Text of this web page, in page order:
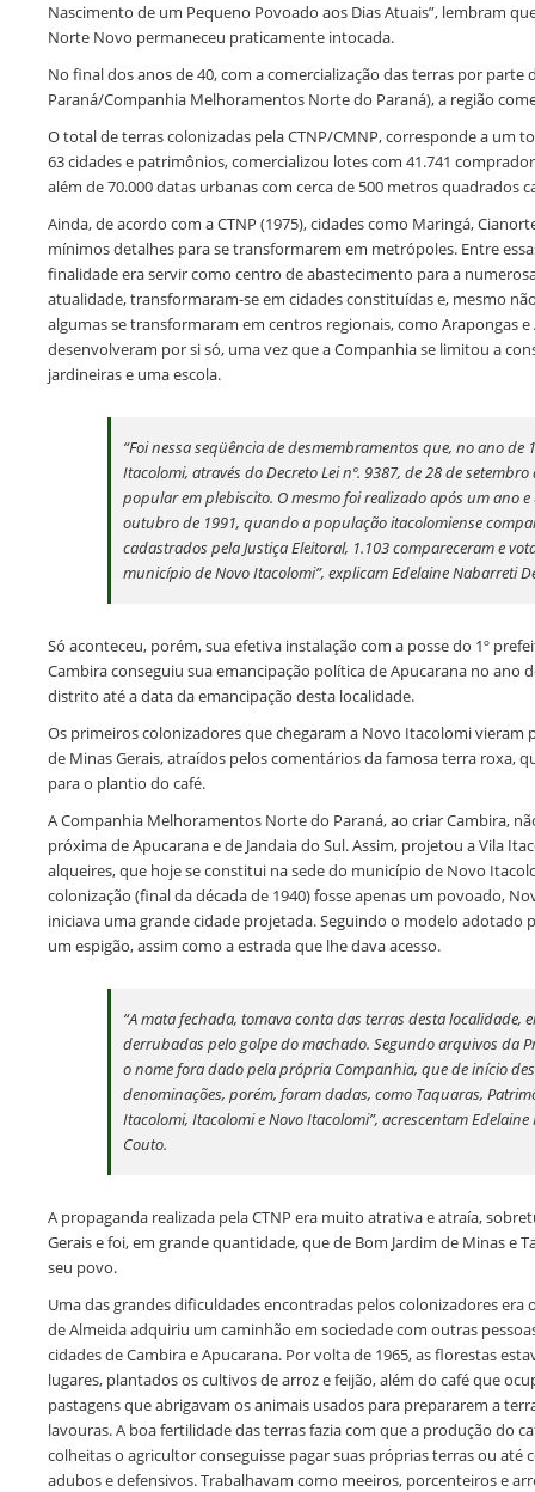
Nascimento de um Pequeno Povoado aos Dias Atuais”, lembram
Norte Novo permaneceu praticamente intocada.
No final dos anos de 40, com a comercialização das terras por parte
Paraná/Companhia Melhoramentos Norte do Paraná), a região
O total de terras colonizadas pela CTNP/CMNP, corresponde a um
63 cidades e patrimônios, comercializou lotes com 41.741
além de 70.000 datas urbanas com cerca de 500 metros quadrados
Ainda, de acordo com a CTNP (1975), cidades como Maringá,
mínimos detalhes para se transformarem em metrópoles. Entre
finalidade era servir como centro de abastecimento para a
atualidade, transformaram-se em cidades constituídas e, mesmo
algumas se transformaram em centros regionais, como Arapongas e
desenvolveram por si só, uma vez que a Companhia se limitou a
jardineiras e uma escola.
“Foi nessa seqüência de desmembramentos que, no ano
Itacolomi, através do Decreto Lei nº. 9387, de 28 de
popular em plebiscito. O mesmo foi realizado após um ano
outubro de 1991, quando a população itacolomiense
cadastrados pela Justiça Eleitoral, 1.103 compareceram e
município de Novo Itacolomi”, explicam Edelaine Nabarreti
Só aconteceu, porém, sua efetiva instalação com a posse do 1º
Cambira conseguiu sua emancipação política de Apucarana no ano
distrito até a data da emancipação desta localidade.
Os primeiros colonizadores que chegaram a Novo Itacolomi vieram
de Minas Gerais, atraídos pelos comentários da famosa terra roxa,
para o plantio do café.
A Companhia Melhoramentos Norte do Paraná, ao criar Cambira,
próxima de Apucarana e de Jandaia do Sul. Assim, projetou a Vila
alqueires, que hoje se constitui na sede do município de Novo
colonização (final da década de 1940) fosse apenas um povoado,
iniciava uma grande cidade projetada. Seguindo o modelo adotado
um espigão, assim como a estrada que lhe dava acesso.
“A mata fechada, tomava conta das terras desta localidade,
derrubadas pelo golpe do machado. Segundo arquivos da
o nome fora dado pela própria Companhia, que de início
denominações, porém, foram dadas, como Taquaras,
Itacolomi, Itacolomi e Novo Itacolomi”, acrescentam
Couto.
A propaganda realizada pela CTNP era muito atrativa e atraía,
Gerais e foi, em grande quantidade, que de Bom Jardim de Minas
seu povo.
Uma das grandes dificuldades encontradas pelos colonizadores
de Almeida adquiriu um caminhão em sociedade com outras
cidades de Cambira e Apucarana. Por volta de 1965, as florestas
lugares, plantados os cultivos de arroz e feijão, além do café que
pastagens que abrigavam os animais usados para prepararem a
lavouras. A boa fertilidade das terras fazia com que a produção do
colheitas o agricultor conseguisse pagar suas próprias terras ou até
adubos e defensivos. Trabalhavam como meeiros, porcenteiros e